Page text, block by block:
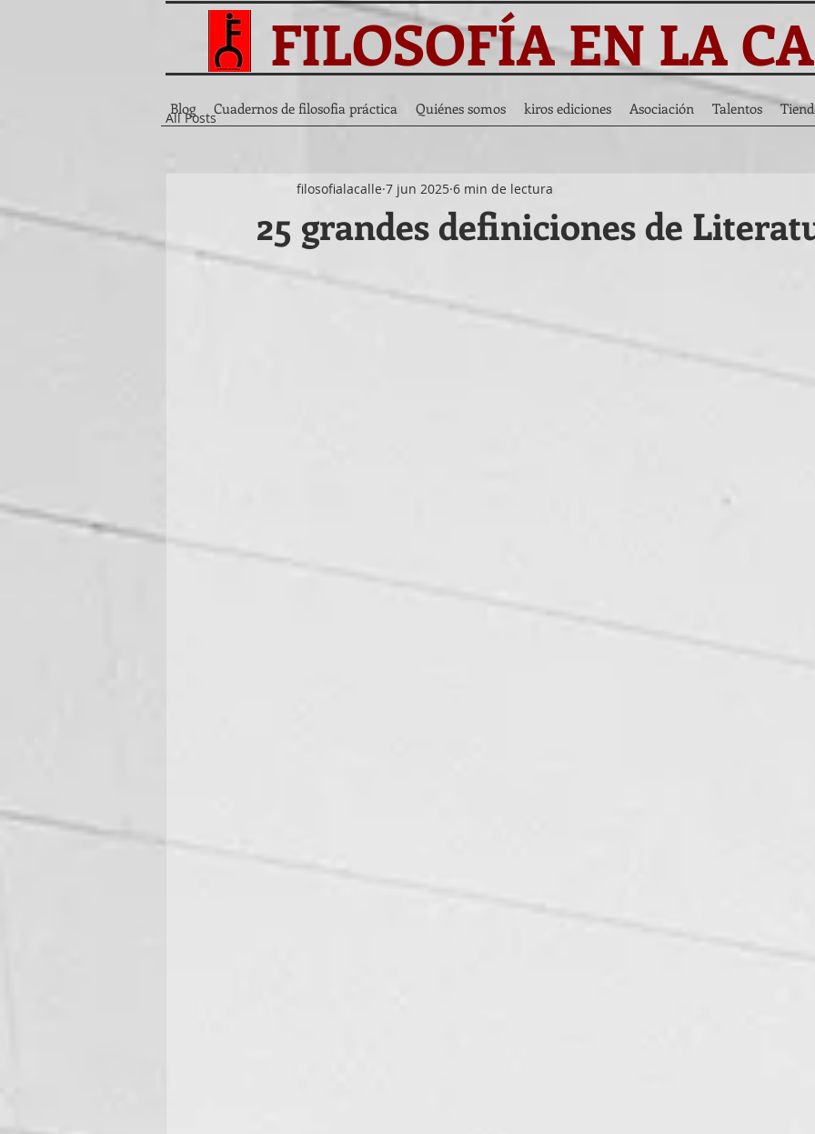
FILOSOFÍA EN LA
All Posts
25 grandes definiciones de
filosofialacalle 7 jun 2025 6 min de lectura
Blog Cuadernos de filosofia práctica Quiénes somos kiros ediciones Asociación Talentos